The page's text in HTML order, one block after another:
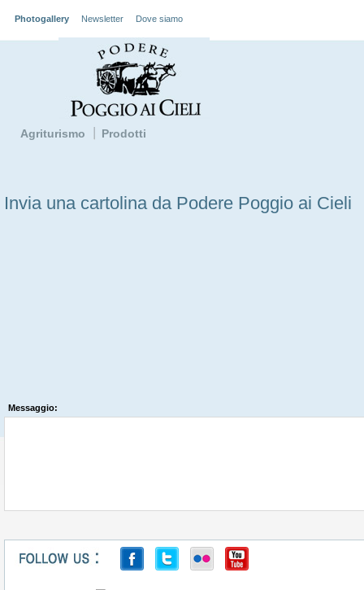
Photogallery Newsletter Dove siamo
Agriturismo Prodotti
Invia una cartolina da Podere Poggio ai Cieli
Messaggio: